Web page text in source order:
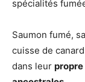
spécialités
Saumon fumé,
cuisse de
dans leur